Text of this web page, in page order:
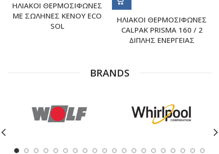
ΗΛΙΑΚΟΙ ΘΕΡΜΟΣΙΦΩΝΕΣ
ΜΕ ΣΩΛΗΝΕΣ ΚΕΝΟΥ ECO
SOL
ΗΛΙΑΚΟΙ ΘΕΡΜΟΣΙΦΩΝΕΣ
CALPAK PRISMA 160 / 2
ΔΙΠΛΗΣ ΕΝΕΡΓΕΙΑΣ
BRANDS